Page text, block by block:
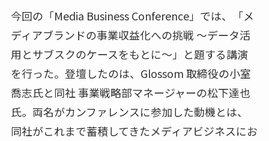
今回の「Media Business Conference」では、「メ
ディアブランドの事業収益化への挑戦 ～データ活
用とサブスクのケースをもとに～」と題する講演
を行った。登壇したのは、Glossom 取締役の小室
喬志氏と同社 事業戦略部マネージャーの松下達也
氏。両名がカンファレンスに参加した動機とは、
同社がこれまで蓄積してきたメディアビジネスにお